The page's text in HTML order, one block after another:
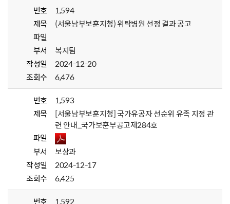
번호
1,594
제목
(서울남부보훈지청) 위탁병원 선정 결과 공고
파일
부서
복지팀
작성일
2024-12-20
조회수
6,476
번호
1,593
제목
[서울남부보훈지청] 국가유공자 선순위 유족 지정 관
련 안내_국가보훈부공고제284호
파일
부서
보상과
작성일
2024-12-17
조회수
6,425
번호
1,592